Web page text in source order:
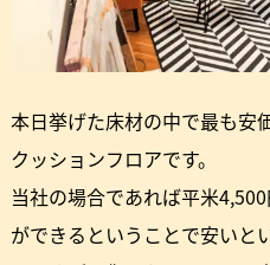
本日挙げた床材の中で最も安
クッションフロアです。
当社の場合であれば平米
ができるということで安いと